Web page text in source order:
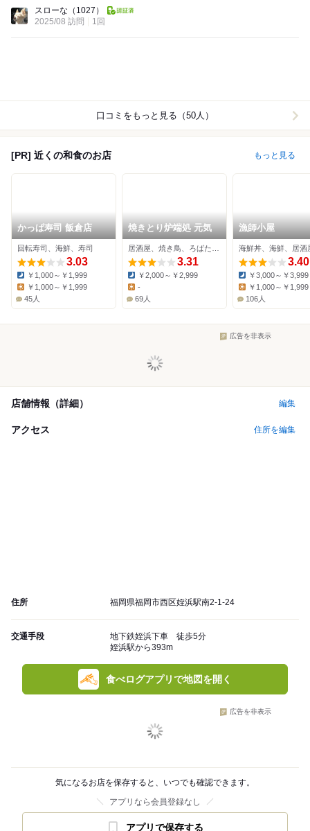
スローな （1027）
2025/08 訪問
1回
口コミをもっと見る（50人）
[PR] 近くの和食のお店 もっと見る
かっぱ寿司 飯倉店
回転寿司、海鮮、寿司
3.03
Dinner:
￥1,000～￥1,999
Lunch:
￥1,000～￥1,999
45人
焼きとり炉端処 元気
3.31
Dinner:
￥2,000～￥2,999
Lunch:
-
69人
漁師小屋
海鮮丼、海鮮、居酒
3.40
Dinner:
￥3,000～￥3,999
￥1,000～￥1,999
106人
広告を非表示
店舗情報（詳細） 編集
アクセス 住所を編集
住所 福岡県福岡市西区姪浜駅南2-1-24
交通手段
地下鉄姪浜下車 徒歩5分
姪浜駅から393m
食べログアプリで地図を開く
広告を非表示
気になるお店を保存すると、いつでも確認できます。
アプリなら会員登録なし
アプリで保存する